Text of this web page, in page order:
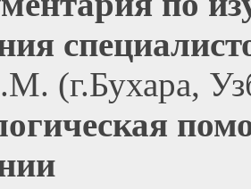
(г.Бухара,